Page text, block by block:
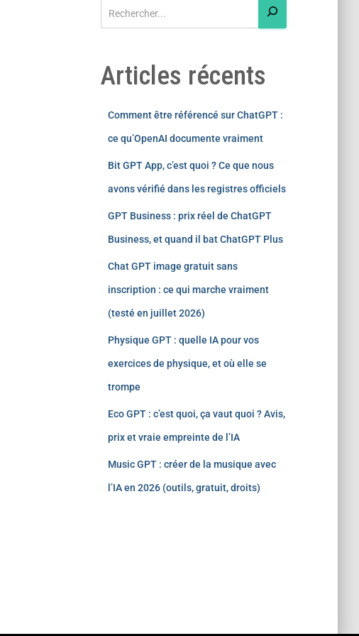
Articles récents
Comment être référencé sur ChatGPT :
ce qu’OpenAI documente vraiment
Bit GPT App, c’est quoi ? Ce que nous
avons vérifié dans les registres officiels
GPT Business : prix réel de ChatGPT
Business, et quand il bat ChatGPT Plus
Chat GPT image gratuit sans
inscription : ce qui marche vraiment
(testé en juillet 2026)
Physique GPT : quelle IA pour vos
exercices de physique, et où elle se
trompe
Eco GPT : c’est quoi, ça vaut quoi ? Avis,
prix et vraie empreinte de l’IA
Music GPT : créer de la musique avec
l’IA en 2026 (outils, gratuit, droits)